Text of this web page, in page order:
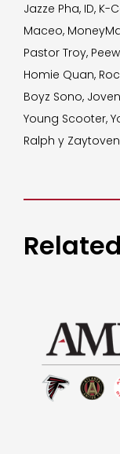
Jazze Pha, ID, K-
Maceo,
Pastor Troy,
Homie Quan,
Boyz Sono,
Young Scooter,
Ralph y Zaytoven